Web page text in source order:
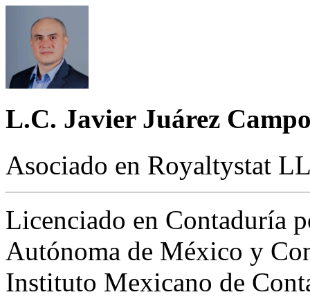
L.C. Javier Juárez
Asociado en Royaltystat
Licenciado en Contaduría
Autónoma de México y
Instituto Mexicano de